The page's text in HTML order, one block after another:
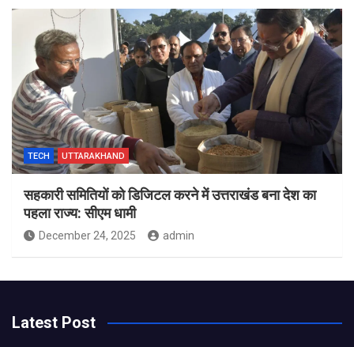
TECH UTTARAKHAND
सहकारी समितियों को डिजिटल करने में उत्तराखंड बना देश का
पहला राज्य: सीएम धामी
December 24, 2025 admin
Latest Post